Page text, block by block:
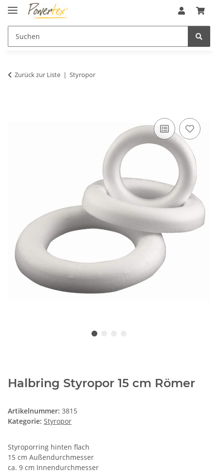
Zurück zur Liste Styropor
Halbring Styropor 15 cm Römer
Artikelnummer: 3815
Kategorie: Styropor
Styroporring hinten flach
15 cm Außendurchmesser
ca. 9 cm Innendurchmesser